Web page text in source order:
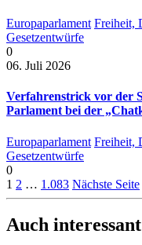
Europaparlament Freiheit,
Gesetzentwürfe
0
06. Juli 2026
Verfahrenstrick vor der
Parlament bei der
Europaparlament Freiheit,
Gesetzentwürfe
0
1 2 … 1.083 Nächste Seite
Auch interessant